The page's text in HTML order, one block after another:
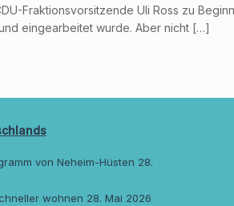
Fraktionsvorsitzende Uli Ross zu
eingearbeitet wurde. Aber nicht […]
von Neheim-Hüsten 28.
wohnen 28. Mai 2026